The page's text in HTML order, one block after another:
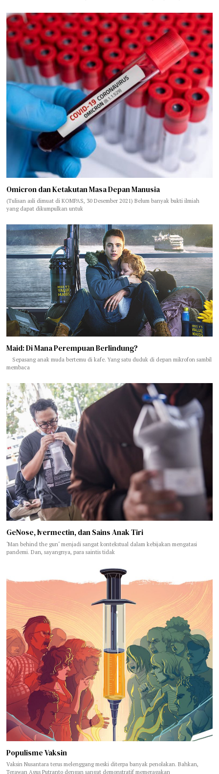
Omicron dan Ketakutan Masa Depan Manusia
(Tulisan asli dimuat di KOMPAS, 30 Desember 2021) Belum banyak bukti ilmiah
yang dapat dikumpulkan untuk
Maid: Di Mana Perempuan Berlindung?
Sepasang anak muda bertemu di kafe. Yang satu duduk di depan mikrofon sambil
membaca
GeNose, Ivermectin, dan Sains Anak Tiri
‘Man behind the gun‘ menjadi sangat kontekstual dalam kebijakan mengatasi
pandemi. Dan, sayangnya, para saintis tidak
Populisme Vaksin
Vaksin Nusantara terus melenggang meski diterpa banyak penolakan. Bahkan,
Terawan Agus Putranto dengan sangat demonstratif memeragakan